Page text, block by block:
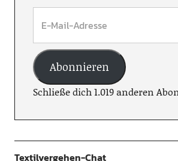
Abonnieren
Schließe dich 1.019 anderen
Textilvergehen-Chat